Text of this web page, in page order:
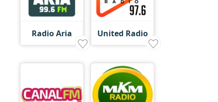
Radio Aria United Radio